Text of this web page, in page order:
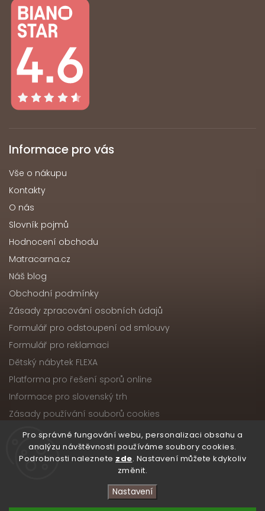
Pro správné fungování webu, personalizaci obsahu a
analýzu návštěvnosti používáme soubory cookies.
Podrobnosti naleznete zde. Nastavení můžete kdykoliv
změnit.
Nastavení
Informace pro vás
Vše o nákupu
Kontakty
O nás
Slovník pojmů
Hodnocení obchodu
Matracarna.cz
Náš blog
Obchodní podmínky
Zásady zpracování osobních údajů
Formulář pro odstoupení od smlouvy
Formulář pro reklamaci
Dětský nábytek FLEXA
Platforma pro řešení sporů online
Informace pro slovenský trh
Zásady používání souborů cookies
Copyright 2026Nábytek ATIKA, s.r.o.. Všechna práva
vyhrazena.
Upravit nastavení cookies
VytvořilShoptet| DesignShoptak.cz